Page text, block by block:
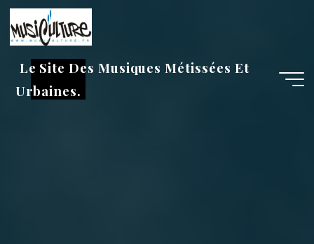
Aller
au
contenu
Le Site Des Musiques Métissées Et
Urbaines.